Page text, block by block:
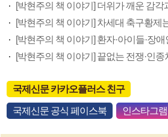
국제신문 카카오플러스 친구
국제신문 공식 페이스북 인스타그램